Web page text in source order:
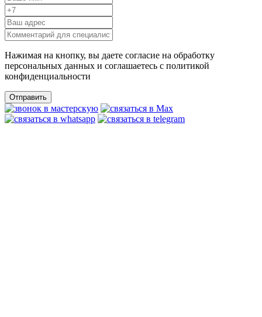
Нажимая на кнопку, вы даете согласие на обработку
персональных данных и соглашаетесь c политикой
конфиденциальности
Отправить